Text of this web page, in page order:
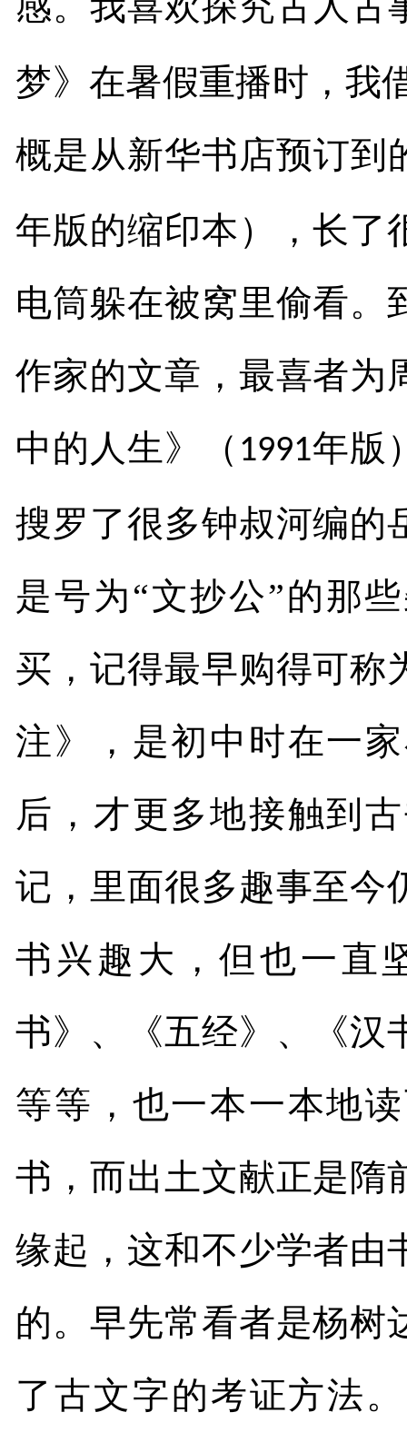
梦》在暑假重播时，我
概是从新华书店预订到
年版的缩印本），长了
电筒躲在被窝里偷看。
作家的文章，最喜者为
中的人生》（ 1991年版
搜罗了很多钟叔河编的
是号为“文抄公”的那
买，记得最早购得可称
注》，是初中时在一
后，才更多地接触到
记，里面很多趣事至今
书兴趣大，但也一直
书》、《五经》、《汉
等等，也一本一本地
书，而出土文献正是隋
缘起，这和不少学者由
的。早先常看者是杨树
了古文字的考证方法。